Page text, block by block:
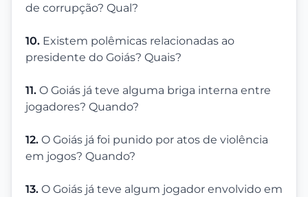
de corrupção? Qual?
10. Existem polêmicas relacionadas ao
presidente do Goiás? Quais?
11. O Goiás já teve alguma briga interna entre
jogadores? Quando?
12. O Goiás já foi punido por atos de violência
em jogos? Quando?
13. O Goiás já teve algum jogador envolvido em